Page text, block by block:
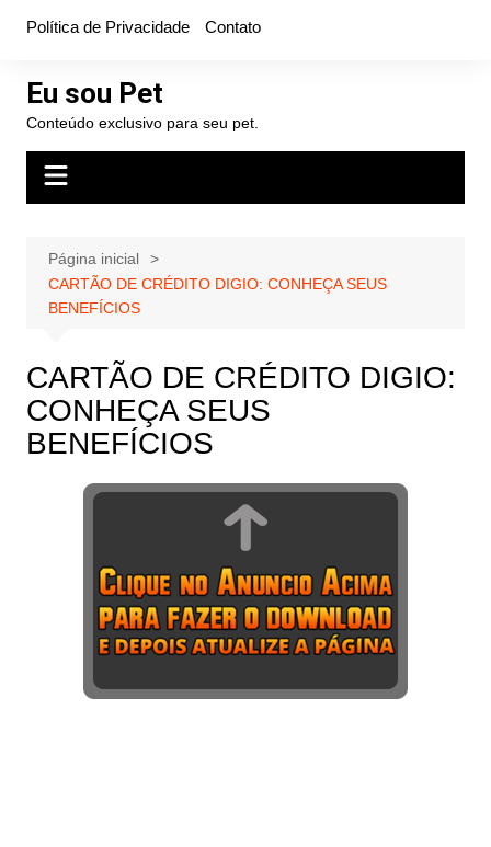
conteúdo
Política de Privacidade Contato
Eu sou Pet
Conteúdo exclusivo para seu pet.
Página inicial
CARTÃO DE CRÉDITO DIGIO: CONHEÇA SEUS
BENEFÍCIOS
CARTÃO DE CRÉDITO DIGIO:
CONHEÇA SEUS
BENEFÍCIOS